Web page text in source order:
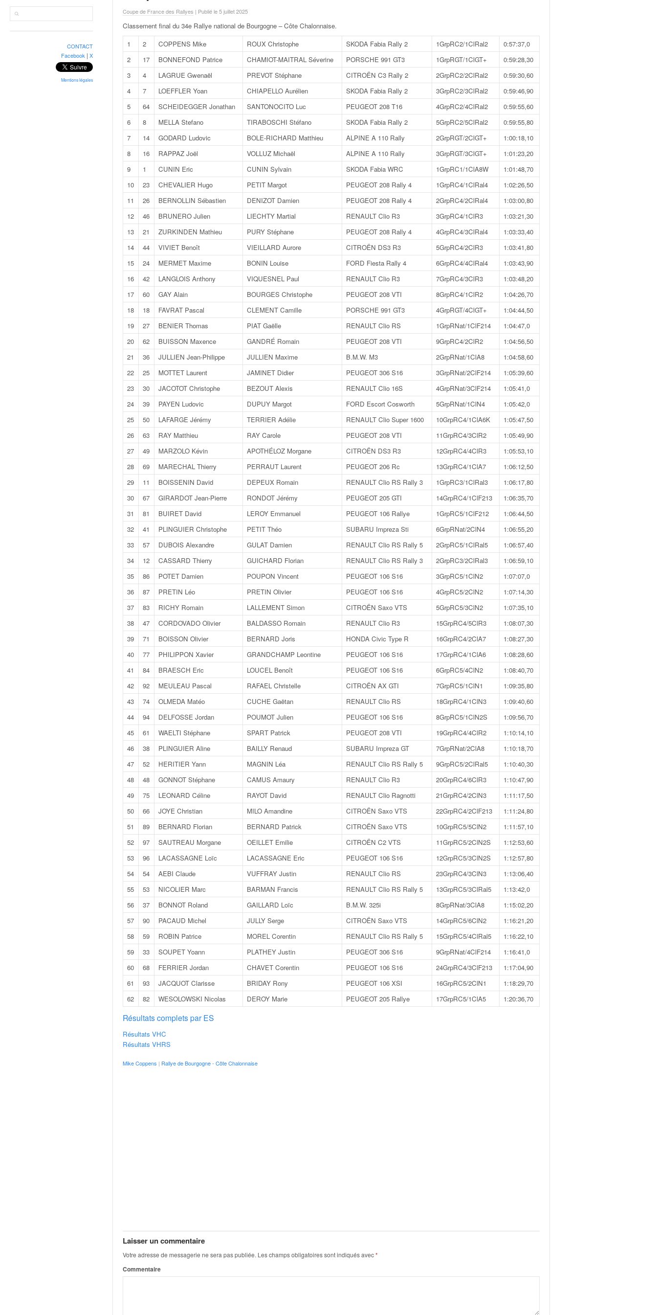
CONTACT
Facebook | X
Mentions légales
Coupe de France des Rallyes | Publié le 5 juillet 2025
Classement final du 34e Rallye national de Bourgogne – Côte Chalonnaise.
1
2 COPPENS Mike ROUX Christophe SKODA Fabia Rally 2 1GrpRC2/1ClRal2
0:57:37,0
2
17 BONNEFOND Patrice CHAMIOT-MAITRAL Séverine PORSCHE 991 GT3 1GrpRGT/1ClGT+
0:59:28,30
3
4 LAGRUE Gwenaël PREVOT Stéphane CITROËN C3 Rally 2 2GrpRC2/2ClRal2
0:59:30,60
4
7 LOEFFLER Yoan CHIAPELLO Aurélien SKODA Fabia Rally 2 3GrpRC2/3ClRal2
0:59:46,90
5
64 SCHEIDEGGER Jonathan SANTONOCITO Luc PEUGEOT 208 T16 4GrpRC2/4ClRal2
0:59:55,60
6
8 MELLA Stefano TIRABOSCHI Stéfano SKODA Fabia Rally 2 5GrpRC2/5ClRal2
0:59:55,80
7
14 GODARD Ludovic BOLE-RICHARD Matthieu ALPINE A 110 Rally 2GrpRGT/2ClGT+
1:00:18,10
8
16 RAPPAZ Joël VOLLUZ Michaël ALPINE A 110 Rally 3GrpRGT/3ClGT+
1:01:23,20
9
1 CUNIN Eric CUNIN Sylvain SKODA Fabia WRC 1GrpRC1/1ClA8W
1:01:48,70
10
23 CHEVALIER Hugo PETIT Margot PEUGEOT 208 Rally 4 1GrpRC4/1ClRal4
1:02:26,50
11
26 BERNOLLIN Sébastien DENIZOT Damien PEUGEOT 208 Rally 4 2GrpRC4/2ClRal4
1:03:00,80
12
46 BRUNERO Julien LIECHTY Martial RENAULT Clio R3 3GrpRC4/1ClR3
1:03:21,30
13
21 ZURKINDEN Mathieu PURY Stéphane PEUGEOT 208 Rally 4 4GrpRC4/3ClRal4
1:03:33,40
14
44 VIVIET Benoît VIEILLARD Aurore CITROËN DS3 R3 5GrpRC4/2ClR3
1:03:41,80
15
24 MERMET Maxime BONIN Louise FORD Fiesta Rally 4 6GrpRC4/4ClRal4
1:03:43,90
16
42 LANGLOIS Anthony VIQUESNEL Paul RENAULT Clio R3 7GrpRC4/3ClR3
1:03:48,20
17
60 GAY Alain BOURGES Christophe PEUGEOT 208 VTI 8GrpRC4/1ClR2
1:04:26,70
18
18 FAVRAT Pascal CLEMENT Camille PORSCHE 991 GT3 4GrpRGT/4ClGT+
1:04:44,50
19
27 BENIER Thomas PIAT Gaëlle RENAULT Clio RS 1GrpRNat/1ClF214
1:04:47,0
20
62 BUISSON Maxence GANDRÉ Romain PEUGEOT 208 VTI 9GrpRC4/2ClR2
1:04:56,50
21
36 JULLIEN Jean-Philippe JULLIEN Maxime B.M.W. M3 2GrpRNat/1ClA8
1:04:58,60
22
25 MOTTET Laurent JAMINET Didier PEUGEOT 306 S16 3GrpRNat/2ClF214
1:05:39,60
23
30 JACOTOT Christophe BEZOUT Alexis RENAULT Clio 16S 4GrpRNat/3ClF214
1:05:41,0
24
39 PAYEN Ludovic DUPUY Margot FORD Escort Cosworth 5GrpRNat/1ClN4
1:05:42,0
25
50 LAFARGE Jérémy TERRIER Adélie RENAULT Clio Super 1600 10GrpRC4/1ClA6K
1:05:47,50
26
63 RAY Matthieu RAY Carole PEUGEOT 208 VTI 11GrpRC4/3ClR2
1:05:49,90
27
49 MARZOLO Kévin APOTHÉLOZ Morgane CITROËN DS3 R3 12GrpRC4/4ClR3
1:05:53,10
28
69 MARECHAL Thierry PERRAUT Laurent PEUGEOT 206 Rc 13GrpRC4/1ClA7
1:06:12,50
29
11 BOISSENIN David DEPEUX Romain RENAULT Clio RS Rally 3 1GrpRC3/1ClRal3
1:06:17,80
30
67 GIRARDOT Jean-Pierre RONDOT Jérémy PEUGEOT 205 GTI 14GrpRC4/1ClF213
1:06:35,70
31
81 BUIRET David LEROY Emmanuel PEUGEOT 106 Rallye 1GrpRC5/1ClF212
1:06:44,50
32
41 PLINGUIER Christophe PETIT Théo SUBARU Impreza Sti 6GrpRNat/2ClN4
1:06:55,20
33
57 DUBOIS Alexandre GULAT Damien RENAULT Clio RS Rally 5 2GrpRC5/1ClRal5
1:06:57,40
34
12 CASSARD Thierry GUICHARD Florian RENAULT Clio RS Rally 3 2GrpRC3/2ClRal3
1:06:59,10
35
86 POTET Damien POUPON Vincent PEUGEOT 106 S16 3GrpRC5/1ClN2
1:07:07,0
36
87 PRETIN Léo PRETIN Olivier PEUGEOT 106 S16 4GrpRC5/2ClN2
1:07:14,30
37
83 RICHY Romain LALLEMENT Simon CITROËN Saxo VTS 5GrpRC5/3ClN2
1:07:35,10
38
47 CORDOVADO Olivier BALDASSO Romain RENAULT Clio R3 15GrpRC4/5ClR3
1:08:07,30
39
71 BOISSON Olivier BERNARD Joris HONDA Civic Type R 16GrpRC4/2ClA7
1:08:27,30
40
77 PHILIPPON Xavier GRANDCHAMP Leontine PEUGEOT 106 S16 17GrpRC4/1ClA6
1:08:28,60
41
84 BRAESCH Eric LOUCEL Benoît PEUGEOT 106 S16 6GrpRC5/4ClN2
1:08:40,70
42
92 MEULEAU Pascal RAFAEL Christelle CITROËN AX GTI 7GrpRC5/1ClN1
1:09:35,80
43
74 OLMEDA Matéo CUCHE Gaëtan RENAULT Clio RS 18GrpRC4/1ClN3
1:09:40,60
44
94 DELFOSSE Jordan POUMOT Julien PEUGEOT 106 S16 8GrpRC5/1ClN2S
1:09:56,70
45
61 WAELTI Stéphane SPART Patrick PEUGEOT 208 VTI 19GrpRC4/4ClR2
1:10:14,10
46
38 PLINGUIER Aline BAILLY Renaud SUBARU Impreza GT 7GrpRNat/2ClA8
1:10:18,70
47
52 HERITIER Yann MAGNIN Léa RENAULT Clio RS Rally 5 9GrpRC5/2ClRal5
1:10:40,30
48
48 GONNOT Stéphane CAMUS Amaury RENAULT Clio R3 20GrpRC4/6ClR3
1:10:47,90
49
75 LEONARD Céline RAYOT David RENAULT Clio Ragnotti 21GrpRC4/2ClN3
1:11:17,50
50
66 JOYE Christian MILO Amandine CITROËN Saxo VTS 22GrpRC4/2ClF213
1:11:24,80
51
89 BERNARD Florian BERNARD Patrick CITROËN Saxo VTS 10GrpRC5/5ClN2
1:11:57,10
52
97 SAUTREAU Morgane OEILLET Emilie CITROËN C2 VTS 11GrpRC5/2ClN2S
1:12:53,60
53
96 LACASSAGNE Loïc LACASSAGNE Eric PEUGEOT 106 S16 12GrpRC5/3ClN2S
1:12:57,80
54
54 AEBI Claude VUFFRAY Justin RENAULT Clio RS 23GrpRC4/3ClN3
1:13:06,40
55
53 NICOLIER Marc BARMAN Francis RENAULT Clio RS Rally 5 13GrpRC5/3ClRal5
1:13:42,0
56
37 BONNOT Roland GAILLARD Loïc B.M.W. 325i 8GrpRNat/3ClA8
1:15:02,20
57
90 PACAUD Michel JULLY Serge CITROËN Saxo VTS 14GrpRC5/6ClN2
1:16:21,20
58
59 ROBIN Patrice MOREL Corentin RENAULT Clio RS Rally 5 15GrpRC5/4ClRal5
1:16:22,10
59
33 SOUPET Yoann PLATHEY Justin PEUGEOT 306 S16 9GrpRNat/4ClF214
1:16:41,0
60
68 FERRIER Jordan CHAVET Corentin PEUGEOT 106 S16 24GrpRC4/3ClF213
1:17:04,90
61
93 JACQUOT Clarisse BRIDAY Rony PEUGEOT 106 XSI 16GrpRC5/2ClN1
1:18:29,70
62
82 WESOLOWSKI Nicolas DEROY Marie PEUGEOT 205 Rallye 17GrpRC5/1ClA5 1:20:36,70
Résultats complets par ES
Résultats VHC
Résultats VHRS
Mike Coppens | Rallye de Bourgogne - Côte Chalonnaise
Laisser un commentaire
Votre adresse de messagerie ne sera pas publiée. Les champs obligatoires sont indiqués avec*
Commentaire